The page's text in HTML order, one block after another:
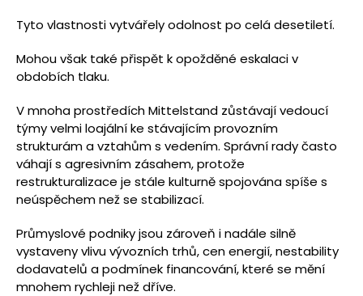
Tyto vlastnosti vytvářely odolnost po celá desetiletí.
Mohou však také přispět k opožděné eskalaci v
obdobích tlaku.
V mnoha prostředích Mittelstand zůstávají vedoucí
týmy velmi loajální ke stávajícím provozním
strukturám a vztahům s vedením. Správní rady často
váhají s agresivním zásahem, protože
restrukturalizace je stále kulturně spojována spíše s
neúspěchem než se stabilizací.
Průmyslové podniky jsou zároveň i nadále silně
vystaveny vlivu vývozních trhů, cen energií, nestability
dodavatelů a podmínek financování, které se mění
mnohem rychleji než dříve.